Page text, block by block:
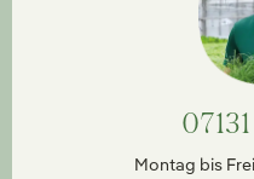
Montag bis